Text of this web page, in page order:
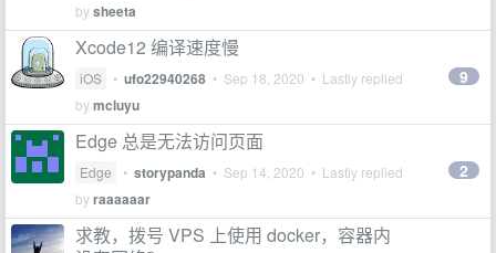
bysheeta
Xcode12 编译速度慢
iOS • ufo22940268 • Sep 18, 2020 • Lastly replied
bymcluyu
9
Edge 总是无法访问页面
Edge • storypanda • Sep 14, 2020 • Lastly replied
byraaaaaar
2
求教，拨号 VPS 上使用 docker，容器内